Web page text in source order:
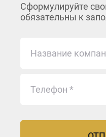
Сформулируйте
обязательны к